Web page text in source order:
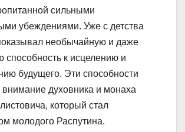
сильными
убеждениями. Уже с детства
необычайную и даже
способность к исцелению и
будущего. Эти способности
внимание духовника и монаха
который стал
молодого Распутина.